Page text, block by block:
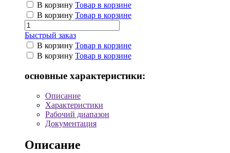
В корзину Товар в корзине
В корзину Товар в корзине
Быстрый заказ
В корзину Товар в корзине
В корзину Товар в корзине
основные характеристики:
Описание
Характеристики
Рабочий диапазон
Документация
Описание